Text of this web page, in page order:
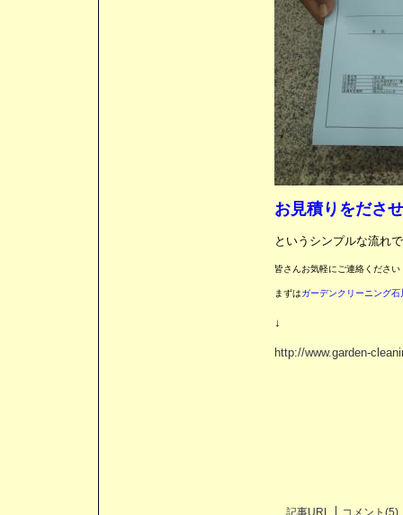
お見積りをださ
というシンプルな流れ
皆さんお気軽にご連絡ください
まずはガーデンクリーニング石
↓
http://www.garden-
記事URL コメント(5)